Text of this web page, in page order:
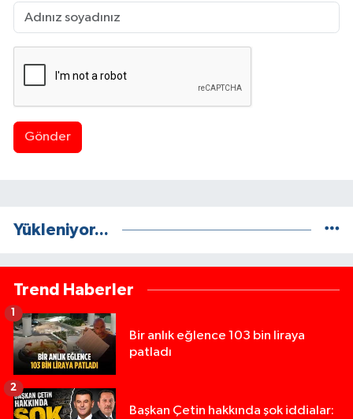
Gönder
Yükleniyor...
Trend Haberler
Bir anlık eğlence 103 bin liraya
patladı
1
Başkan Çetin hakkında şok iddialar:
2